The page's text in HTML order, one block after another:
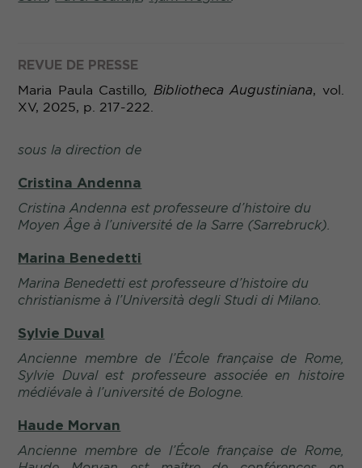
REVUE DE PRESSE
Maria Paula Castillo, Bibliotheca Augustiniana, vol.
XV, 2025, p. 217-222.
sous la direction de
Cristina Andenna
Cristina Andenna est professeure d’histoire du
Moyen Âge à l’université de la Sarre (Sarrebruck).
Marina Benedetti
Marina Benedetti est professeure d’histoire du
christianisme à l’Università degli Studi di Milano.
Sylvie Duval
Ancienne membre de l’École française de Rome,
Sylvie Duval est professeure associée en histoire
médiévale à l’université de Bologne.
Haude Morvan
Ancienne membre de l’École française de Rome,